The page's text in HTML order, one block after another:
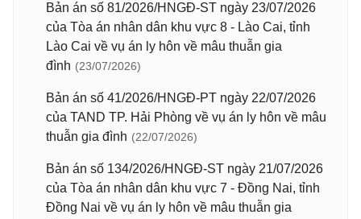
Bản án số 81/2026/HNGĐ-ST ngày 23/07/2026
của Tòa án nhân dân khu vực 8 - Lào Cai, tỉnh
Lào Cai về vụ án ly hôn về mâu thuẫn gia
đình (23/07/2026)
Bản án số 41/2026/HNGĐ-PT ngày 22/07/2026
của TAND TP. Hải Phòng về vụ án ly hôn về mâu
thuẫn gia đình (22/07/2026)
Bản án số 134/2026/HNGĐ-ST ngày 21/07/2026
của Tòa án nhân dân khu vực 7 - Đồng Nai, tỉnh
Đồng Nai về vụ án ly hôn về mâu thuẫn gia